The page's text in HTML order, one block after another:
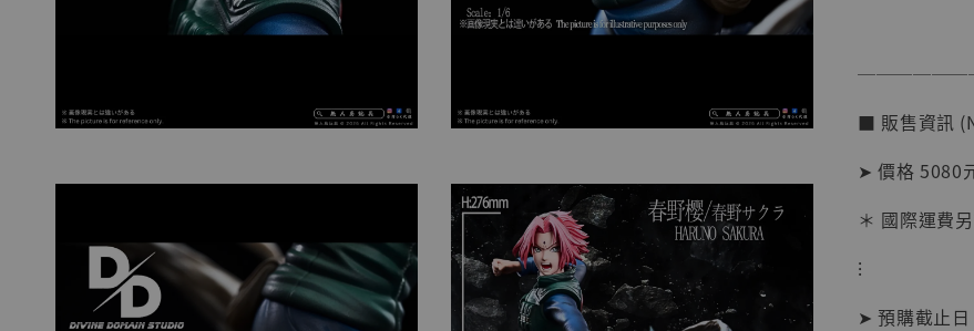
系
克
NT$
■ 販售資訊
➤ 價格 5080
＊ 國際運費
⁝
➤ 預購截止